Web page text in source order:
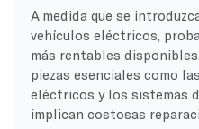
A medida que se
vehículos eléctricos,
más rentables
piezas esenciales como
eléctricos y los sistemas
implican costosas